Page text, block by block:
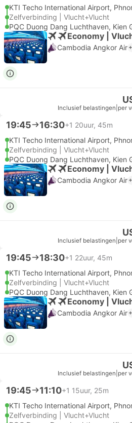
KTI Techo International Airport,
Zelfverbinding | Vlucht+Vlucht
PQC Duong Dang Luchthaven, Kien
Economy |
Cambodia Angkor Air
Inclusief belastingen per
19:45 16:30+1 20uur, 45m
KTI Techo International Airport,
Zelfverbinding | Vlucht+Vlucht
PQC Duong Dang Luchthaven, Kien
Economy |
Cambodia Angkor Air
Inclusief belastingen per
19:45 18:30+1 22uur, 45m
KTI Techo International Airport,
Zelfverbinding | Vlucht+Vlucht
PQC Duong Dang Luchthaven, Kien
Economy |
Cambodia Angkor Air
Inclusief belastingen per
19:45 11:10+1 15uur, 25m
KTI Techo International Airport,
Zelfverbinding | Vlucht+Vlucht